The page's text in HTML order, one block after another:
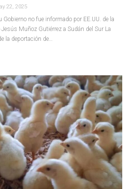
22, 2025
no fue informado por EE.UU. de la
Muñoz Gutiérrez a Sudán del Sur La
la deportación de…